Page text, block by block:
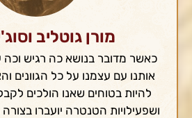
מורן גוטליב
כאשר מדובר בנושא כה רגיש
אותנו עם עצמנו על כל הגוונים
להיות בטוחים שאנו הולכים
ושפעילויות הטנטרה יועברו